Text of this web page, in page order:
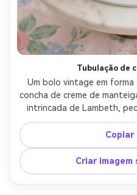
Tubulação de
Um bolo vintage em
concha de creme de
intrincada de Lambeth,
laço de fita de cetim,
mármore branco com um
brilhante da janela difusa,
de 50 mm, f/1.8, ângulo
detalhe de tubulação
de
Copiar
Criar